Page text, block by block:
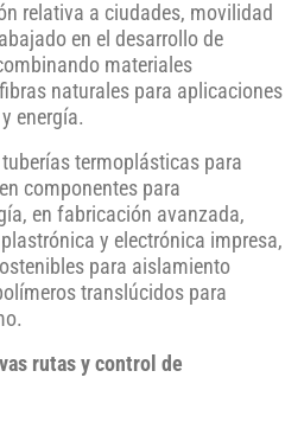
relativa a ciudades, movilidad
en el desarrollo de
materiales
naturales para aplicaciones
energía.
termoplásticas para
componentes para
en fabricación avanzada,
y electrónica impresa,
para aislamiento
translúcidos para
rutas y control de